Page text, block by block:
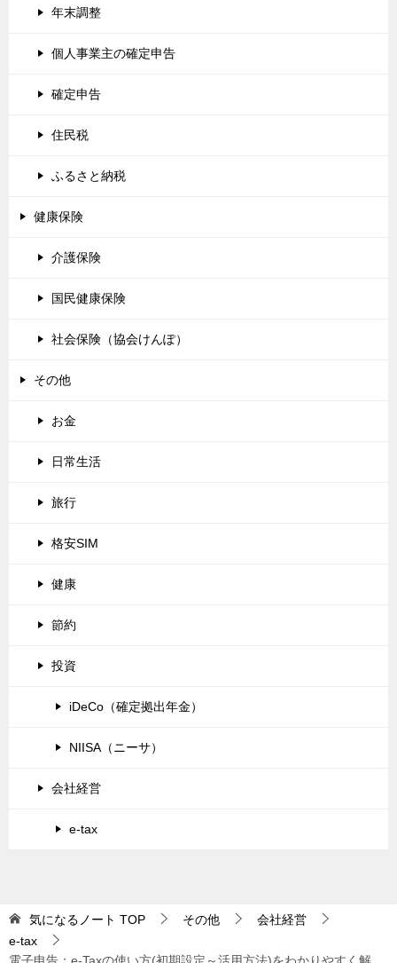
年末調整
個人事業主の確定申告
確定申告
住民税
ふるさと納税
健康保険
介護保険
国民健康保険
社会保険（協会けんぽ）
その他
お金
日常生活
旅行
格安SIM
健康
節約
投資
iDeCo（確定拠出年金）
NIISA（ニーサ）
会社経営
e-tax
気になるノート TOP その他
会社経営
e-tax